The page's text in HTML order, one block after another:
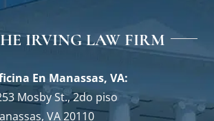
IRVING LAW FIRM
En Manassas, VA:
Mosby St., 2do piso
VA 20110